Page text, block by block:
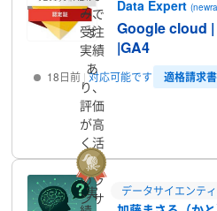
ーで
す
Data Expert
Google cloud
|GA4
18日前 対応可能です 適格請求
み、
受注
実績
あ
り、
評価
が高
く活
躍中
のラ
ンサ
データサイエンテ
実